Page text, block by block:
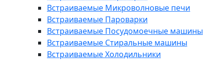
Встраиваемые Микроволновые печи
Встраиваемые Пароварки
Встраиваемые Посудомоечные машины
Встраиваемые Стиральные машины
Встраиваемые Холодильники